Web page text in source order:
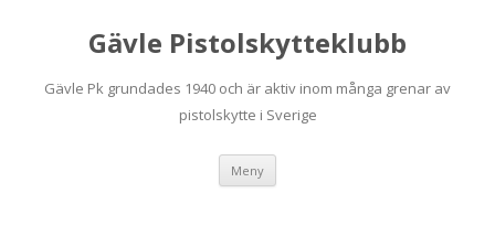
Gävle Pistolskytteklubb
Gävle Pk grundades 1940 och är aktiv inom många grenar av
pistolskytte i Sverige
Meny